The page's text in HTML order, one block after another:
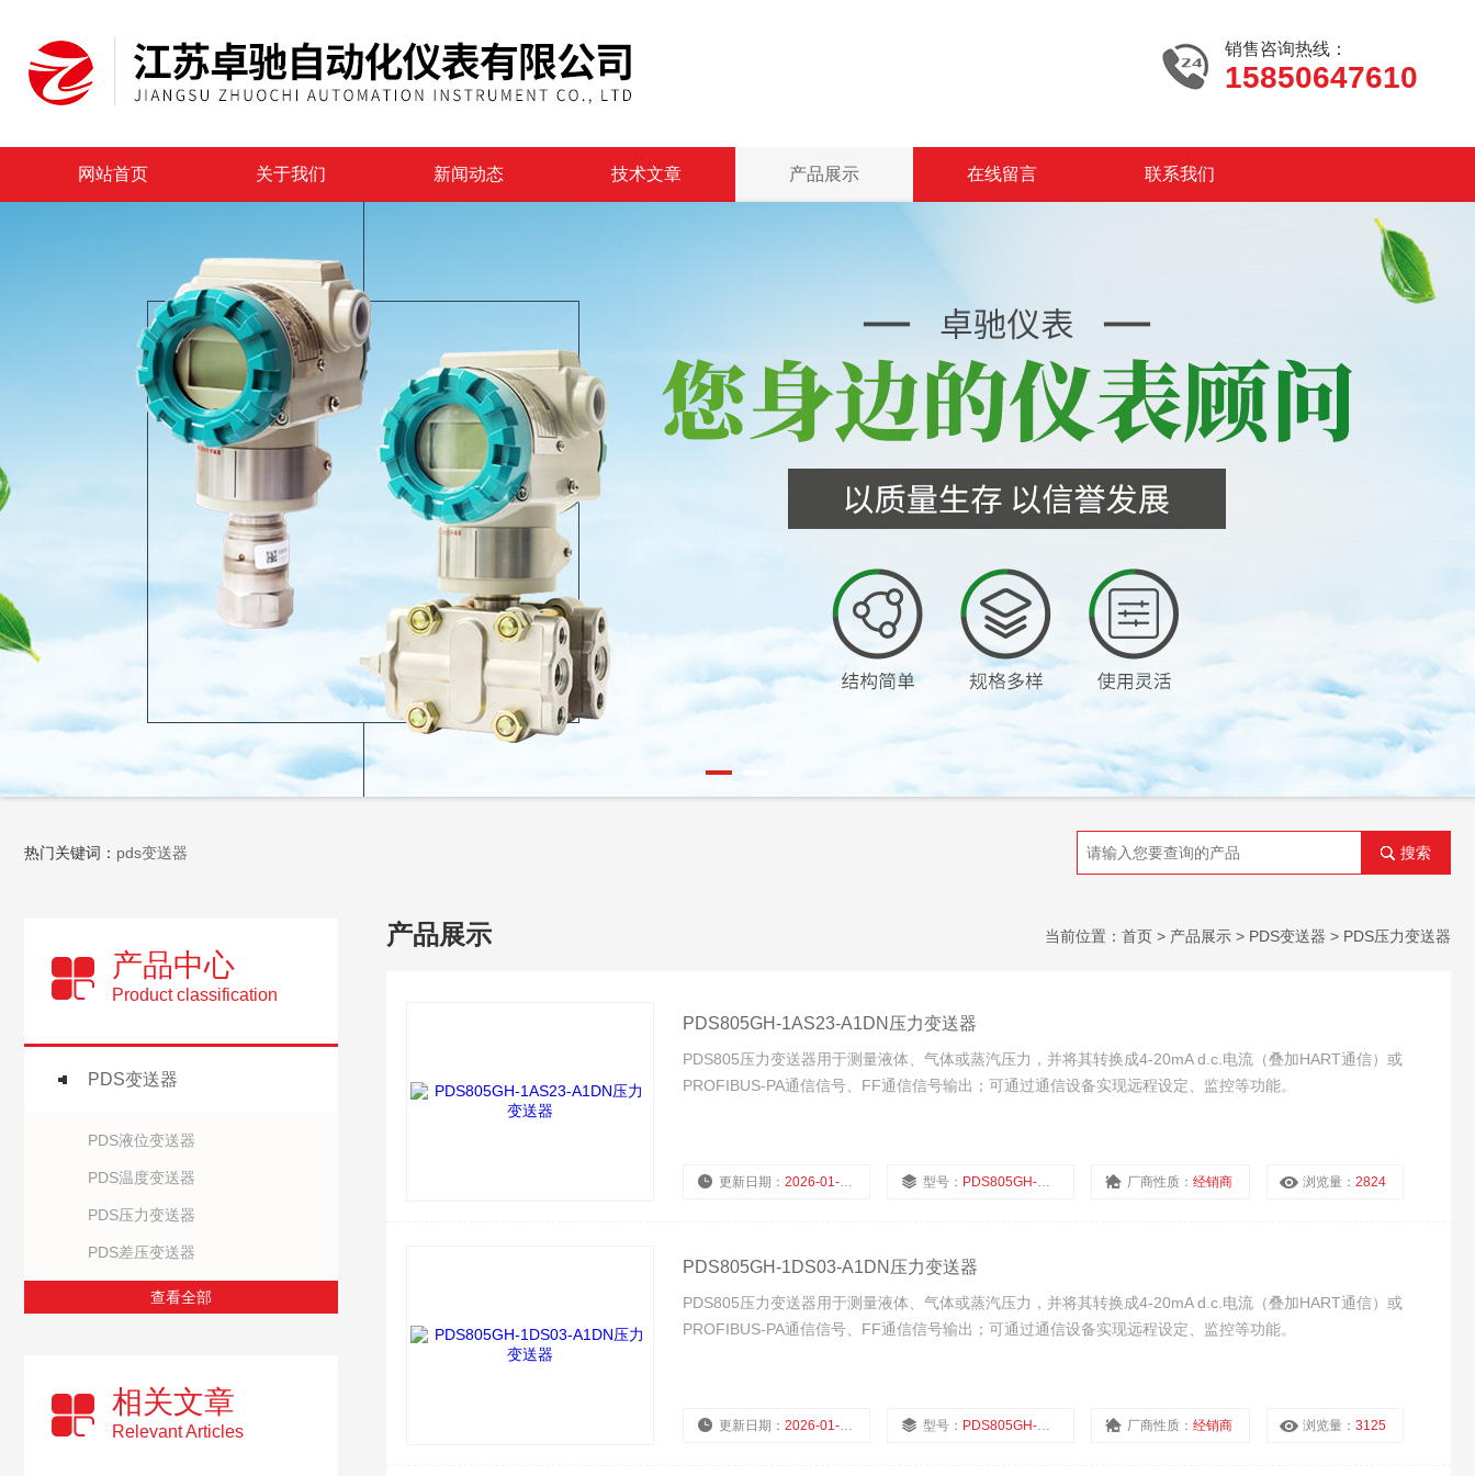
销售咨询热线：
15850647610
网站首页 关于我们 新闻动态 技术文章 产品展示 在线留言 联系我们
热门关键词： pds变送器 搜索
产品中心
Product classification
PDS变送器
PDS液位变送器
PDS温度变送器
PDS压力变送器
PDS差压变送器
查看全部
相关文章
Relevant Articles
产品展示 当前位置： 首页 > 产品展示 > PDS变送器 > PDS压力变送器
PDS805GH-1AS23-A1DN压力变送器
​PDS805压力变送器用于测量液体、气体或蒸汽压力，并将其转换成4-20mA d.c.电流（叠加HART通信）或
PROFIBUS-PA通信信号、FF通信信号输出；可通过通信设备实现远程设定、监控等功能。
更新日期：2026-01-29 型号： PDS805GH-1AS23-A1DN 厂商性质：经销商 浏览量：2824
PDS805GH-1DS03-A1DN压力变送器
​PDS805压力变送器用于测量液体、气体或蒸汽压力，并将其转换成4-20mA d.c.电流（叠加HART通信）或
PROFIBUS-PA通信信号、FF通信信号输出；可通过通信设备实现远程设定、监控等功能。
更新日期：2026-01-29 型号： PDS805GH-1DS03-A1DN 厂商性质：经销商 浏览量：3125